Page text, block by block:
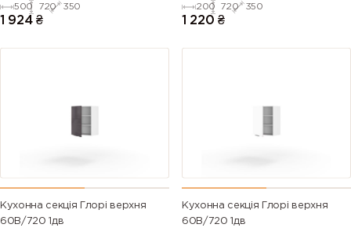
500 720 350
1 924 ₴
200 720 350
1 220 ₴
Кухонна секція Глорі верхня
60В/720 1дв
Кухонна секція Глорі верхня
60В/720 1дв